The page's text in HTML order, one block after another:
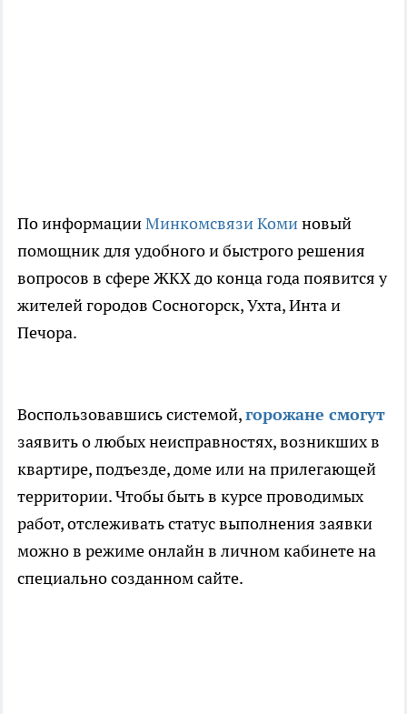
По информацииМинкомсвязи Коминовый
помощник для удобного и быстрого решения
вопросов в сфере ЖКХ до конца года появится у
жителей городов Сосногорск, Ухта, Инта и
Печора.
Воспользовавшись системой,горожане смогут
заявить о любых неисправностях, возникших в
квартире, подъезде, доме или на прилегающей
территории. Чтобы быть в курсе проводимых
работ, отслеживать статус выполнения заявки
можно в режиме онлайн в личном кабинете на
специально созданном сайте.